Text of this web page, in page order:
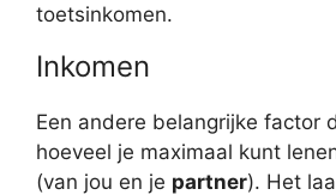
toetsinkomen.
Inkomen
Een andere belangrijke factor
hoeveel je maximaal kunt
(van jou en je partner). Het